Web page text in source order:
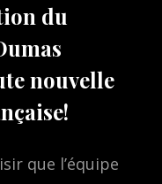
du
nouvelle
que l’équipe